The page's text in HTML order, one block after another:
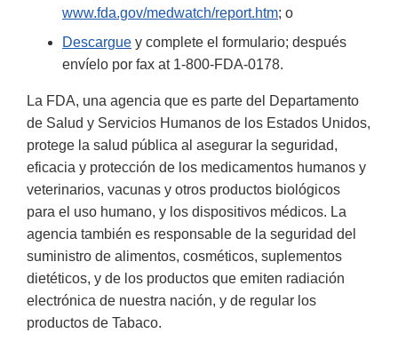
www.fda.gov/medwatch/report.htm; o
Descargue y complete el formulario; después
envíelo por fax at 1-800-FDA-0178.
La FDA, una agencia que es parte del Departamento
de Salud y Servicios Humanos de los Estados Unidos,
protege la salud pública al asegurar la seguridad,
eficacia y protección de los medicamentos humanos y
veterinarios, vacunas y otros productos biológicos
para el uso humano, y los dispositivos médicos. La
agencia también es responsable de la seguridad del
suministro de alimentos, cosméticos, suplementos
dietéticos, y de los productos que emiten radiación
electrónica de nuestra nación, y de regular los
productos de Tabaco.